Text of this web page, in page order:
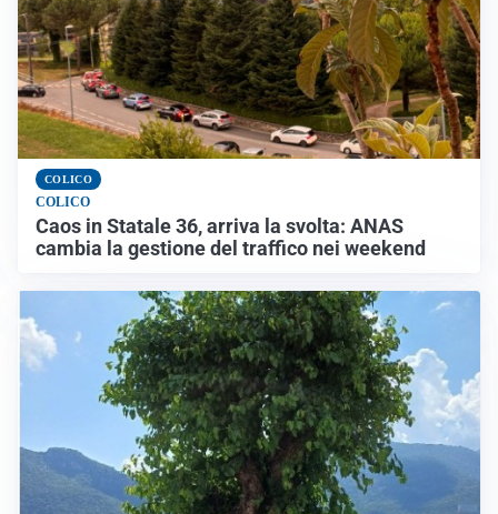
COLICO
COLICO
Caos in Statale 36, arriva la svolta: ANAS
cambia la gestione del traffico nei weekend